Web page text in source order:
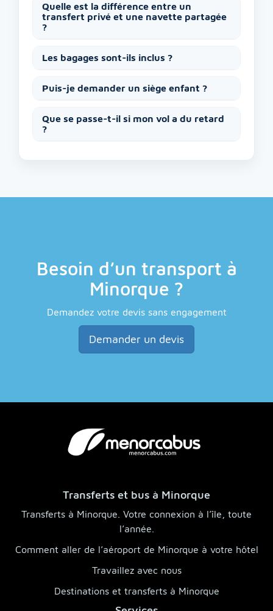
Quelle est la différence entre un
transfert privé et une navette partagée
?
Les bagages sont-ils inclus ?
Puis-je demander un siège enfant ?
Que se passe-t-il si mon vol a du retard
?
Besoin d’un transport à
Minorque ?
Demandez votre devis sans engagement
Demander un devis
Transferts et bus à Minorque
Transferts à Minorque. Votre connexion à l’île, toute
l’année.
Comment aller de l’aéroport de Minorque à votre hôtel
Travaillez avec nous
Destinations et transferts à Minorque